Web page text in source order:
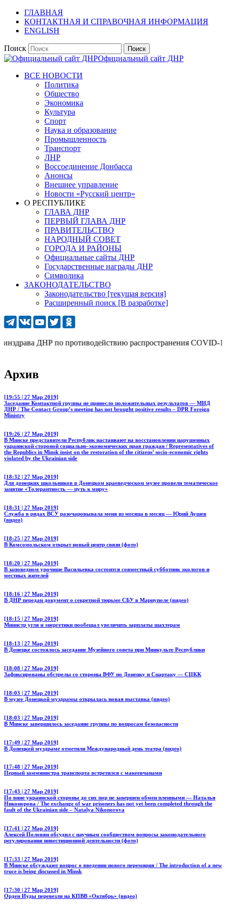
ГЛАВНАЯ
КОНТАКТНАЯ И СПРАВОЧНАЯ ИНФОРМАЦИЯ
ENGLISH
Поиск
Официальный сайт ДНР
ВСЕ НОВОСТИ
Политика
Общество
Экономика
Культура
Спорт
Наука и образование
Промышленность
Транспорт
ЛНР
Воссоединение Донбасса
Анонсы
Внешнее управление
Новости «Русский центр»
О РЕСПУБЛИКЕ
ГЛАВА ДНР
ПЕРВЫЙ ГЛАВА ДНР
ПРАВИТЕЛЬСТВО
НАРОДНЫЙ СОВЕТ
ГОРОДА И РАЙОНЫ
Официальные сайты ДНР
Государственные награды ДНР
Символика
ЗАКОНОДАТЕЛЬСТВО
Законодательство [текущая версия]
Расширенный поиск [В разработке]
ДНР по противодействию распространения COVID-
Архив
[19:55 | 27 Мар 2019]
Заседание Контактной группы не принесло положительных результатов — МИД
ДНР / The Contact Group’s meeting has not brought positive results – DPR Foreign
Ministry
[19:26 | 27 Мар 2019]
В Минске представители Республик настаивают на восстановлении нарушенных
украинской стороной социально-экономических прав граждан / Representatives of
the Republics in Minsk insist on the restoration of the citizens’ socio-economic rights
violated by the Ukrainian side
[18:32 | 27 Мар 2019]
Для донецких школьников в Донецком краеведческом музее провели тематическое
занятие «Толерантность — путь к миру»
[18:31 | 27 Мар 2019]
Служба в рядах ВСУ разочаровывала меня из месяца в месяц — Юрий Аушев
(видео)
[18:25 | 27 Мар 2019]
В Комсомольском открыт новый центр связи (фото)
[18:20 | 27 Мар 2019]
В заповедном урочище Васильевка состоится совместный субботник экологов и
местных жителей
[18:16 | 27 Мар 2019]
В ДНР передан документ о секретной тюрьме СБУ в Мариуполе (видео)
[18:15 | 27 Мар 2019]
Министр угля и энергетики пообещал увеличить зарплаты шахтерам
[18:13 | 27 Мар 2019]
В Донецке состоялось заседание Музейного совета при Минкульте Республики
[18:08 | 27 Мар 2019]
Зафиксированы обстрелы со стороны ВФУ по Донецку и Спартаку — СЦКК
[18:03 | 27 Мар 2019]
В музее Донецкой муздрамы открылась новая выставка (видео)
[18:03 | 27 Мар 2019]
В Минске завершилось заседание группы по вопросам безопасности
[17:49 | 27 Мар 2019]
В Донецкой муздраме отметили Международный день театра (видео)
[17:48 | 27 Мар 2019]
Первый замминистра транспорта встретился с макеевчанами
[17:43 | 27 Мар 2019]
По вине украинской стороны до сих пор не завершен обмен пленными — Наталья
Никонорова / The exchange of war prisoners has not yet been completed through the
fault of the Ukrainian side – Natalya Nikonorova
[17:41 | 27 Мар 2019]
Алексей Половян обсудил с научным сообществом вопросы законодательного
регулирования инвестиционной деятельности (фото)
[17:33 | 27 Мар 2019]
В Минске обсуждают вопрос о введении нового перемирия / The introduction of a new
truce is being discussed in Minsk
[17:30 | 27 Мар 2019]
Орден Иуды перевезли на КПВВ «Октябрь» (видео)